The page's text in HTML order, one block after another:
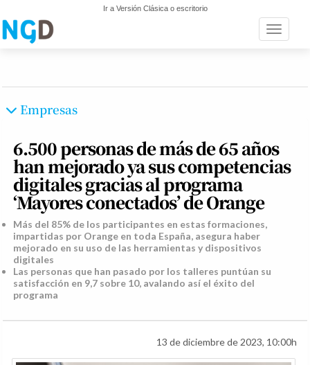
Ir a Versión Clásica o escritorio
Toggle
Empresas
6.500 personas de más de 65 años
han mejorado ya sus competencias
digitales gracias al programa
‘Mayores conectados’ de Orange
Más del 85% de los participantes en estas formaciones,
impartidas por Orange en toda España, asegura haber
mejorado en su uso de las herramientas y dispositivos
digitales
Las personas que han pasado por los talleres puntúan su
satisfacción en 9,7 sobre 10, avalando así el éxito del
programa
13 de diciembre de 2023, 10:00h